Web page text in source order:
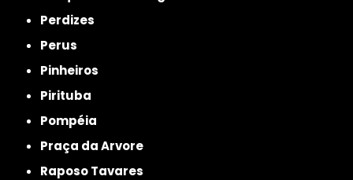
Perdizes
Perus
Pinheiros
Pirituba
Pompéia
Praça da Arvore
Raposo Tavares